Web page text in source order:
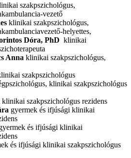
szakpszichológus,
vezető
klinikai szakpszichológus,
helyettes,
Dóra, PhD klinikai
Anna klinikai szakpszichológus,
szakpszichológus
klinikai szakpszichológus
szakpszichológus rezidens
gyermek és ifjúsági klinikai
és ifjúsági klinikai
és ifjúsági klinikai szakpszichológus